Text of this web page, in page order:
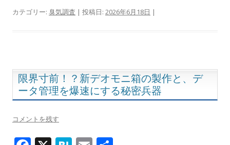
e
o
k
e ai
カテゴリー: 臭気調査 | 投稿日: 2026年6月18日 |
限界寸前！？新デオモニ箱の製作と、デ
ータ管理を爆速にする秘密兵器
コメントを残す